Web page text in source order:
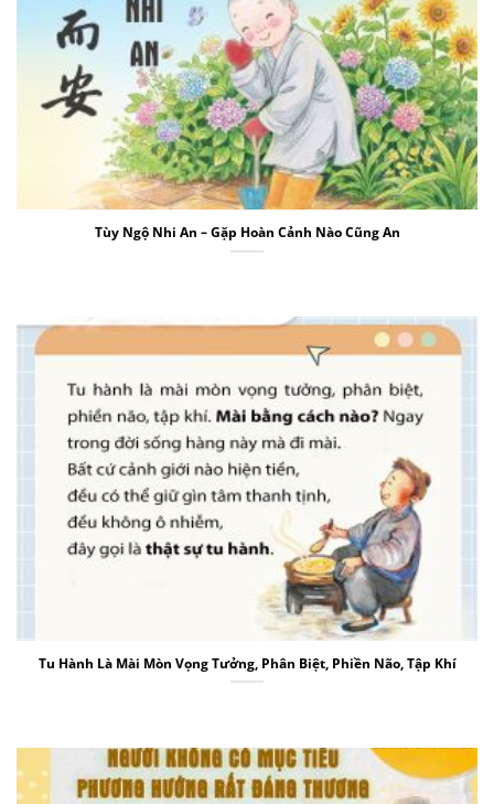
Tùy Ngộ Nhi An – Gặp Hoàn Cảnh Nào Cũng An
Tu Hành Là Mài Mòn Vọng Tưởng, Phân Biệt, Phiền Não, Tập Khí